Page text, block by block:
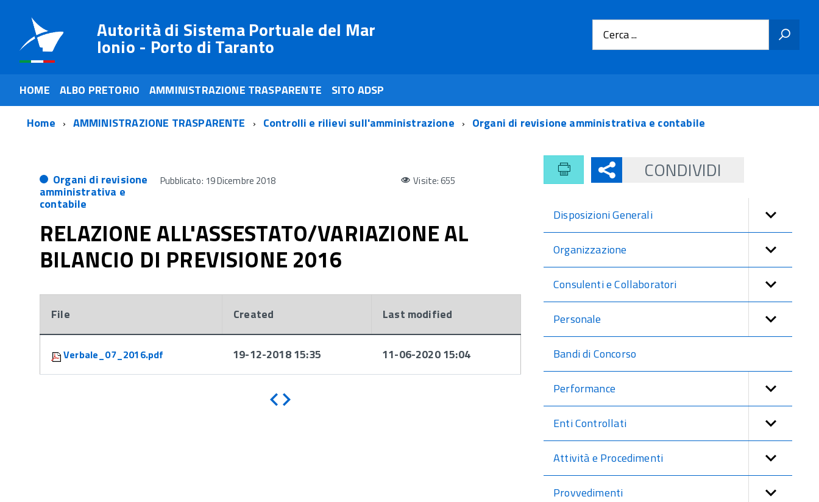
Autorità di Sistema Portuale del Mar
Ionio - Porto di Taranto Cerca ...
HOME ALBO PRETORIO AMMINISTRAZIONE TRASPARENTE
SITO ADSP
Home
AMMINISTRAZIONE TRASPARENTE Controlli e rilievi sull'amministrazione Organi di revisione amministrativa e contabile
Organi di revisione
amministrativa e
contabile
Pubblicato: 19 Dicembre 2018 Visite: 655
RELAZIONE ALL'ASSESTATO/VARIAZIONE AL
BILANCIO DI PREVISIONE 2016
File Created Last modified
Verbale_07_2016.pdf 19-12-2018 15:35 11-06-2020 15:04
Indietro
CONDIVIDI
Disposizioni Generali
Organizzazione
Consulenti e Collaboratori
Personale
Bandi di Concorso
Performance
Enti Controllati
Attività e Procedimenti
Provvedimenti